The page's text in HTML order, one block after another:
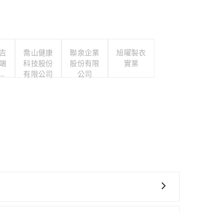
喬山健康
科技股份
有限公司
聯泉企業
股份有限
公司
旭曜製衣
實業